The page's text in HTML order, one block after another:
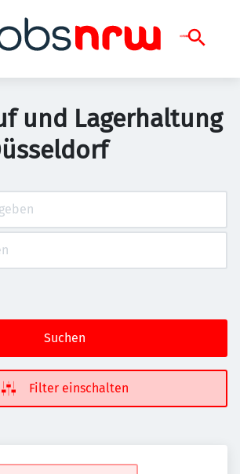
und Lagerhaltung
Suchen
Filter einschalten